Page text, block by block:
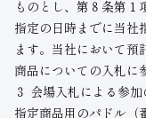
ものとし、第８条第
指定の日時までに当社
ます。当社において
商品についての入札に
３ 会場入札による参
指定商品用のパドル（